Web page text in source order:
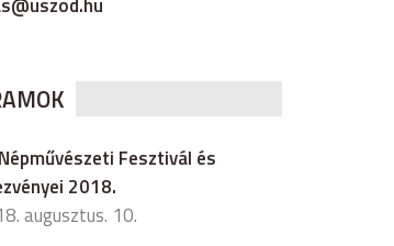
Fesztivál és
2018.
augusztus. 10.